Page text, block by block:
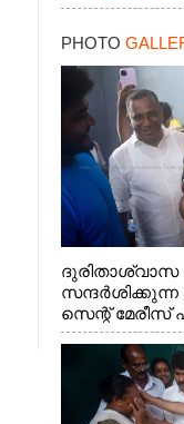
PHOTO
സന്ദർശിക്കുന്ന
സെന്റ്
സ്കൂളിലെ
ജനറൽ
വേണുഗോപാൽ
എടുത്ത്
എക്സൈസ്